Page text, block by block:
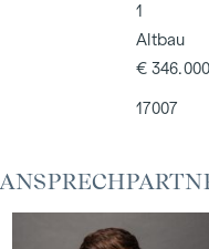
1
Altbau
€
17007